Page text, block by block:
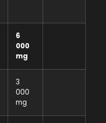
6
000
mg
3
000
mg